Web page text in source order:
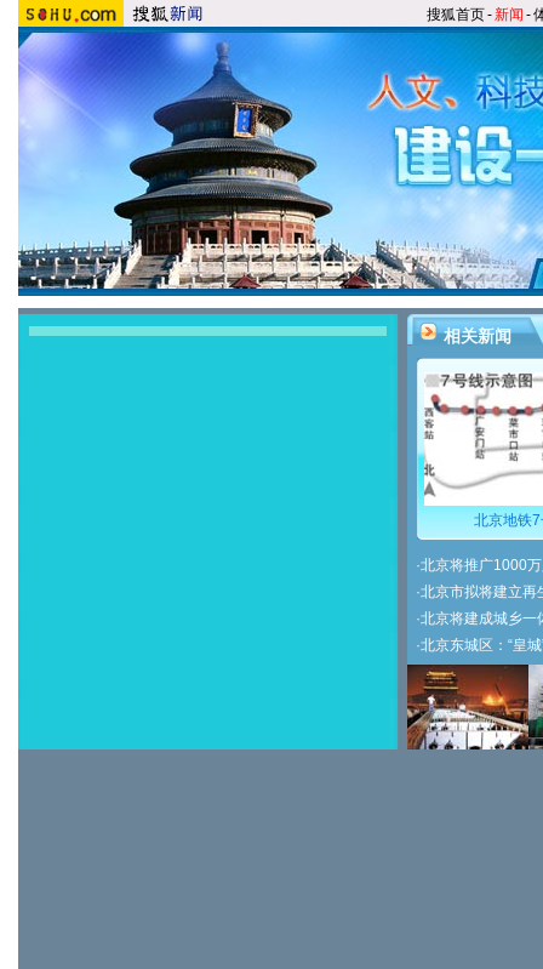
搜狐首页-新闻 -
相关新闻
北京地铁
·北京将推广1000万
·北京市拟将建立再
·北京将建成城乡一
·北京东城区：“皇